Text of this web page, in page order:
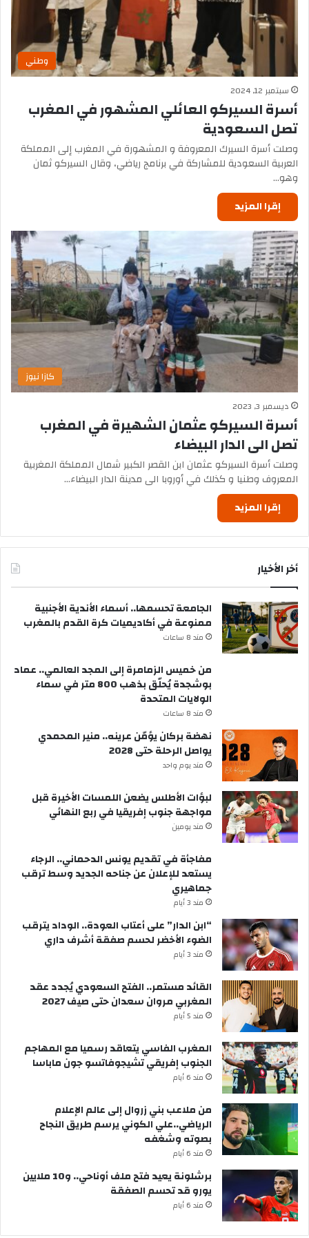
وطني
سبتمبر 12, 2024
أسرة السيركو العائلي المشهور في المغرب
تصل السعودية
وصلت أسرة السيرك المعروفة و المشهورة في المغرب إلى المملكة
العربية السعودية للمشاركة في برنامج رياضي، وقال السيركو ثمان
وهو…
إقرا المزيد
كازا نيوز
ديسمبر 3, 2023
أسرة السيركو عثمان الشهيرة في المغرب
تصل الى الدار البيضاء
وصلت أسرة السيركو عثمان ابن القصر الكبير شمال المملكة المغربية
المعروف وطنيا و كذلك في أوروبا الى مدينة الدار البيضاء…
إقرا المزيد
أخر الأخيار
الجامعة تحسمها.. أسماء الأندية الأجنبية
ممنوعة في أكاديميات كرة القدم بالمغرب
مند 8 ساعات
من خميس الزمامرة إلى المجد العالمي.. عماد
بوشجدة يُحلّق بذهب 800 متر في سماء
الولايات المتحدة
مند 8 ساعات
نهضة بركان يؤمّن عرينه.. منير المحمدي
يواصل الرحلة حتى 2028
مند يوم واحد
لبؤات الأطلس يضعن اللمسات الأخيرة قبل
مواجهة جنوب إفريقيا في ربع النهائي
مند يومين
مفاجأة في تقديم يونس الدحماني.. الرجاء
يستعد للإعلان عن جناحه الجديد وسط ترقب
جماهيري
مند 3 أيام
“ابن الدار” على أعتاب العودة.. الوداد يترقب
الضوء الأخضر لحسم صفقة أشرف داري
مند 3 أيام
القائد مستمر.. الفتح السعودي يُجدد عقد
المغربي مروان سعدان حتى صيف 2027
مند 5 أيام
المغرب الفاسي يتعاقد رسميا مع المهاجم
الجنوب إفريقي تشيجوفاتسو جون ماباسا
مند 6 أيام
من ملاعب بني زروال إلى عالم الإعلام
الرياضي..علي الكوني يرسم طريق النجاح
بصوته وشغفه
مند 6 أيام
برشلونة يعيد فتح ملف أوناحي.. و10 ملايين
يورو قد تحسم الصفقة
مند 6 أيام